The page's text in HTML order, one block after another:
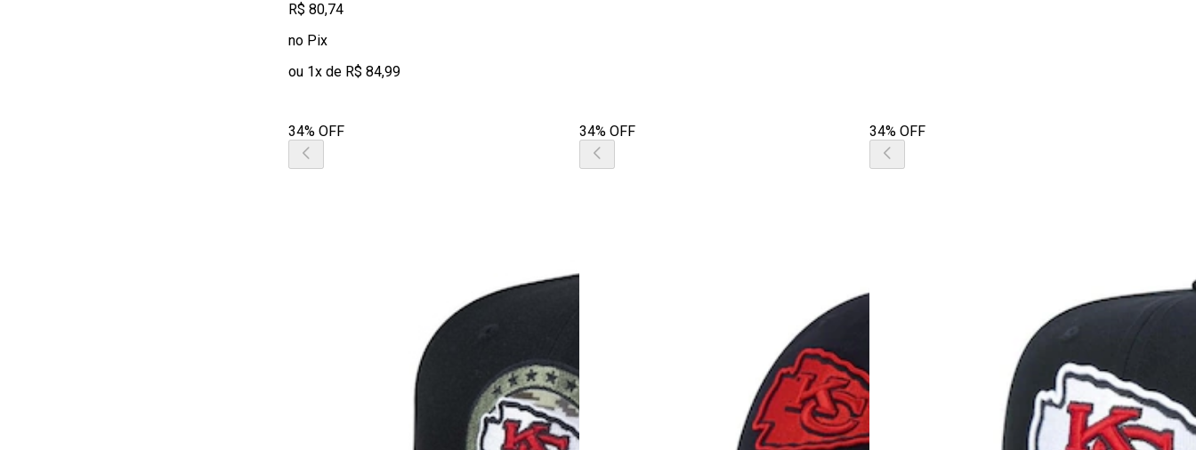
R$ 80,74
no Pix
ou 1x de R$ 84,99
34% OFF 34% OFF 34% OFF